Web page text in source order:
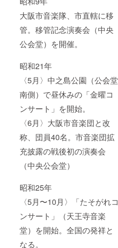
大阪市音楽隊、市直轄に移
管。移管記念演奏会（中央
公会堂）を開催。
昭和21年
〈5月〉中之島公園（公会堂
南側）で昼休みの「金曜コ
ンサート」を開始。
〈6月〉大阪市音楽団と改
称、団員40名。市音楽団拡
充披露の戦後初の演奏会
（中央公会堂）
昭和25年
〈5月〜10月〉「たそがれコ
ンサート」（天王寺音楽
堂）を開始。全国の発祥と
なる。